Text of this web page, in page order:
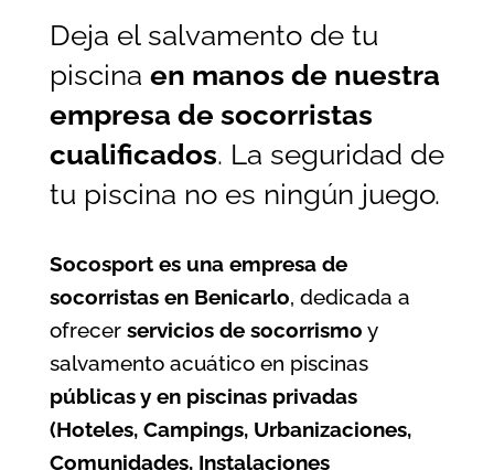
Deja el salvamento de tu
piscina en manos de nuestra
empresa de socorristas
cualificados. La seguridad de
tu piscina no es ningún juego.
Socosport es una empresa de
socorristas en Benicarlo, dedicada a
ofrecer servicios de socorrismo y
salvamento acuático en piscinas
públicas y en piscinas privadas
(Hoteles, Campings, Urbanizaciones,
Comunidades, Instalaciones